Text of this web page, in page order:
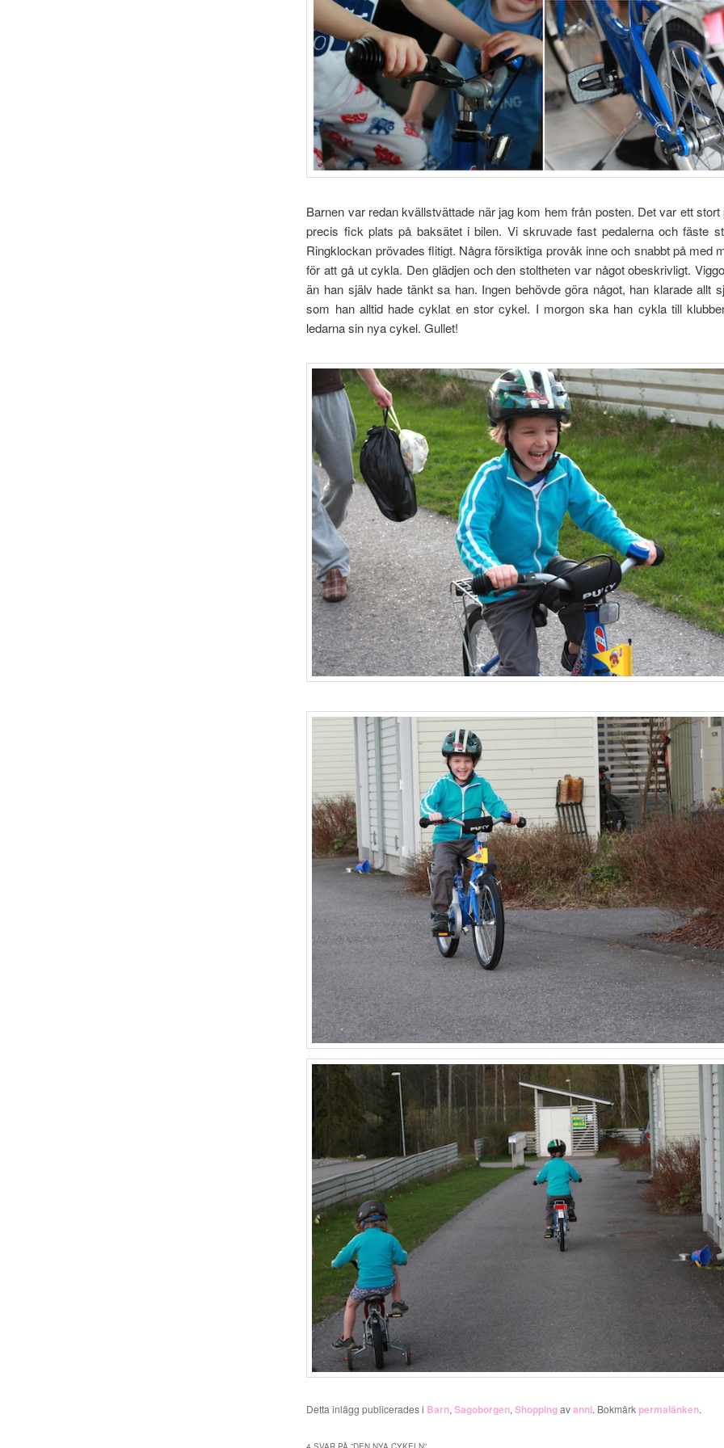
Barnen var redan kvällstvättade när jag kom hem från posten. Det var ett
precis fick plats på baksätet i bilen. Vi skruvade fast pedalerna och fäste
Ringklockan prövades flitigt. Några försiktiga provåk inne och snabbt på med
för att gå ut cykla. Den glädjen och den stoltheten var något obeskrivligt.
än han själv hade tänkt sa han. Ingen behövde göra något, han klarade allt
som han alltid hade cyklat en stor cykel. I morgon ska han cykla till
ledarna sin nya cykel. Gullet!
Detta inlägg publicerades i Barn,Sagoborgen,Shoppingavanni. Bokmärkpermalänken.